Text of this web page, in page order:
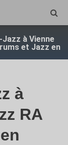
à Vienne
et Jazz en
à
RA